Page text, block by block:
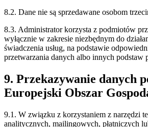
8.2. Dane nie są sprzedawane osobom
8.3. Administrator korzysta z podmiotów
wyłącznie w zakresie niezbędnym do
świadczenia usług, na podstawie
przetwarzania danych albo innych podstaw
9. Przekazywanie danych
Europejski Obszar
9.1. W związku z korzystaniem z narzędzi
analitycznych, mailingowych, płatniczych